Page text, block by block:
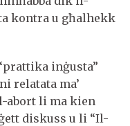
kontra u għalhekk
inġusta”
relatata ma’
abort li ma kien
diskuss u li “Il-